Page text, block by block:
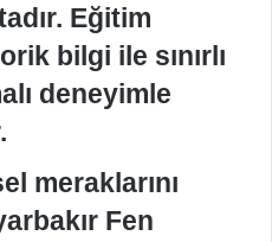
Eğitim
bilgi ile sınırlı
deneyimle
meraklarını
Fen